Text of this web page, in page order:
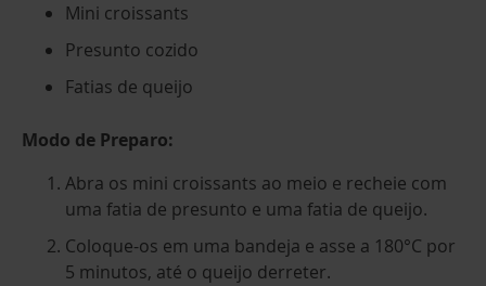
Mini croissants
Presunto cozido
Fatias de queijo
Modo de Preparo:
Abra os mini croissants ao meio e recheie com
uma fatia de presunto e uma fatia de queijo.
Coloque-os em uma bandeja e asse a 180°C por
5 minutos, até o queijo derreter.